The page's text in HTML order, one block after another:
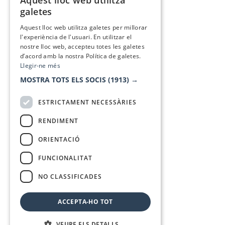
galetes
Aquest lloc web utilitza galetes per millorar
l'experiència de l'usuari. En utilitzar el
nostre lloc web, accepteu totes les galetes
d’acord amb la nostra Política de galetes.
Llegir-ne més
MOSTRA TOTS ELS SOCIS (1913) →
ESTRICTAMENT NECESSÀRIES
RENDIMENT
ORIENTACIÓ
FUNCIONALITAT
NO CLASSIFICADES
ACCEPTA-HO TOT